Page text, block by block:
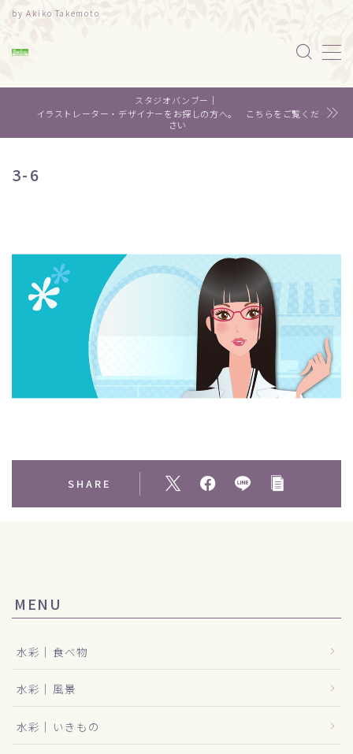
by Akiko Takemoto
MENU
水彩｜食べ物
About me
スタジオバンブー｜
イラストレーター・デザイナーをお探しの方へ。 こちらをご覧くだ
さい
3-6
SHARE
MENU
水彩｜食べ物
水彩｜風景
水彩｜いきもの